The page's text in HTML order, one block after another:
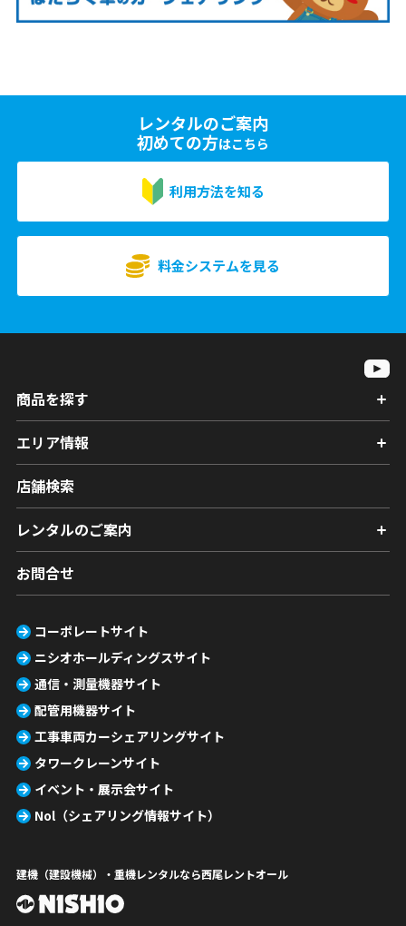
レンタルのご案内
初めての方はこちら
利用方法を知る
料金システムを見る
商品を探す
エリア情報
店舗検索
レンタルのご案内
お問合せ
コーポレートサイト
ニシオホールディングスサイト
通信・測量機器サイト
配管用機器サイト
工事車両カーシェアリングサイト
タワークレーンサイト
イベント・展示会サイト
Nol（シェアリング情報サイト）
建機（建設機械）・重機レンタルなら西尾レントオール